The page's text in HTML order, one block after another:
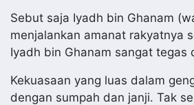
Sebut saja Iyadh bin Ghanam
menjalankan amanat rakyatnya
Iyadh bin Ghanam sangat tegas
Kekuasaan yang luas dalam
dengan sumpah dan janji. Tak